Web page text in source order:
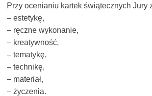
Przy ocenianiu kartek świątecznych Jury
– estetykę,
– ręczne wykonanie,
– kreatywność,
– tematykę,
– technikę,
– materiał,
– życzenia.